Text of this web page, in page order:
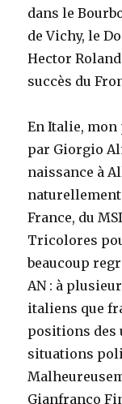
dans le
de Vichy, le
Hector
succès du
En Italie, mon
par Giorgio
naissance à
naturellement
France, du
Tricolores
beaucoup
AN : à
italiens que
positions des
situations
Gianfranco